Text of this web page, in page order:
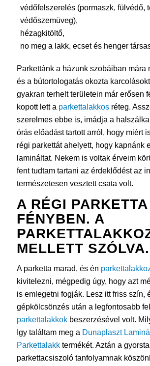
védőfelszerelés (pormaszk, fülvédő,
védőszemüveg),
hézagkitöltő,
no meg a lakk, ecset és henger
Parkettánk a házunk szobáiban mára
és a bútortologatás okozta
gyakran terhelt területein már erősen
kopott lett a parkettalakkosréteg.
szerelmes ebbe is, imádja a
órás előadást tartott arról, hogy miért
régi parkettát ahelyett, hogy kapnánk
lamináltat. Nekem is voltak érveim
fent tudtam tartani az érdeklődést az
természetesen vesztett csata volt.
A RÉGI
FÉNYBEN. A
MELLETT SZÓLVA.
A parketta marad, és én
kivitelezni, mégpedig úgy, hogy azt
is emlegetni fogják. Lesz itt friss szín,
gépkölcsönzés után a legfontosabb
parkettalakkokbeszerzésével volt.
Igy találtam meg a Dunaplaszt
Parkettalakktermékét. Aztán a
parkettacsiszoló tanfolyamnak